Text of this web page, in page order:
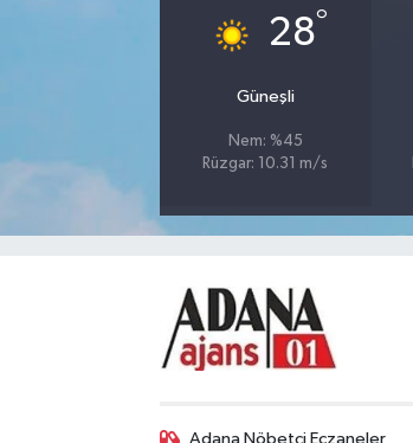
28°
Güneşli
Nem: %45
Rüzgar: 10.31 m/s
Adana Nöbetçi Eczaneler